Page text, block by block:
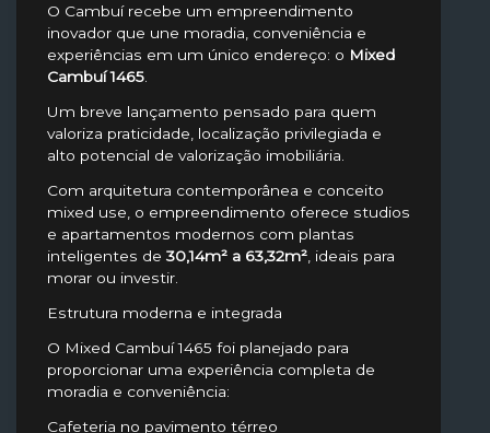
O Cambuí recebe um empreendimento
inovador que une moradia, conveniência e
experiências em um único endereço: o Mixed
Cambuí 1465
Um breve lançamento pensado para quem
valoriza praticidade, localização privilegiada e
alto potencial de valorização imobiliária.
Com arquitetura contemporânea e conceito
mixed use, o empreendimento oferece studios
e apartamentos modernos com plantas
inteligentes de 30,14m² a 63,32m² , ideais para
morar ou investir.
Estrutura moderna e integrada
O Mixed Cambuí 1465 foi planejado para
proporcionar uma experiência completa de
moradia e conveniência:
Cafeteria no pavimento térreo